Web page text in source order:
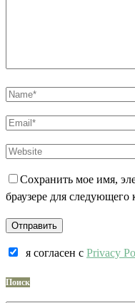
Сохранить мое имя,
браузере для следующего
я согласен c Privacy
Поиск